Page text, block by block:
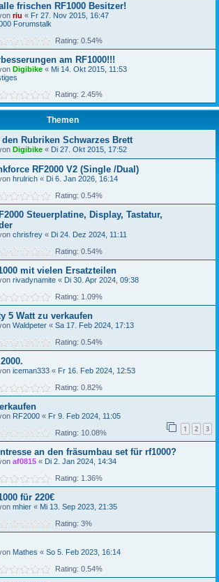
frischen RF1000 Besitzer!
riu « Fr 27. Nov 2015, 16:47
Forumstalk
Rating: 0.54%
am RF1000!!!
Digibike « Mi 14. Okt 2015, 11:53
Rating: 2.45%
Themen
Rubriken Schwarzes Brett
Digibike « Di 27. Okt 2015, 17:52
RF2000 V2 (Single /Dual)
hrulrich « Di 6. Jan 2026, 16:14
Rating: 0.54%
Steuerplatine, Display, Tastatur,
chrisfrey « Di 24. Dez 2024, 11:11
Rating: 0.54%
mit vielen Ersatzteilen
rivadynamite « Di 30. Apr 2024, 09:38
Rating: 1.09%
5 Watt zu verkaufen
Waldpeter « Sa 17. Feb 2024, 17:13
Rating: 0.54%
iceman333 « Fr 16. Feb 2024, 12:53
Rating: 0.82%
RF2000 « Fr 9. Feb 2024, 11:05
1 2 3
Rating: 10.08%
an den fräsumbau set für rf1000?
af0815 « Di 2. Jan 2024, 14:34
Rating: 1.36%
für 220€
mhier « Mi 13. Sep 2023, 21:35
Rating: 3%
Mathes « So 5. Feb 2023, 16:14
Rating: 0.54%